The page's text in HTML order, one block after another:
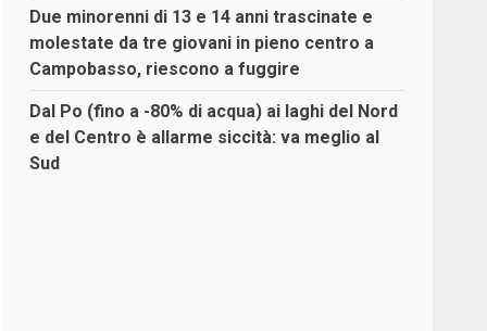
Due minorenni di 13 e 14 anni trascinate e
molestate da tre giovani in pieno centro a
Campobasso, riescono a fuggire
Dal Po (fino a -80% di acqua) ai laghi del Nord
e del Centro è allarme siccità: va meglio al
Sud